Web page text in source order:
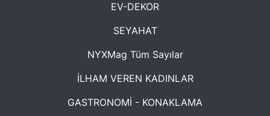
EV-DEKOR
SEYAHAT
NYXMag Tüm Sayılar
İLHAM VEREN KADINLAR
GASTRONOMİ - KONAKLAMA